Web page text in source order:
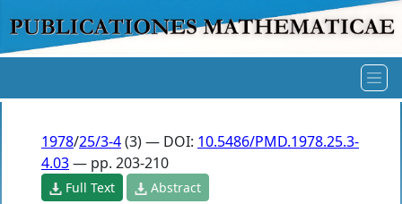
1978/25/3-4(3) — DOI: 10.5486/PMD.1978.25.3-
4.03— pp. 203-210
Full Text Abstract